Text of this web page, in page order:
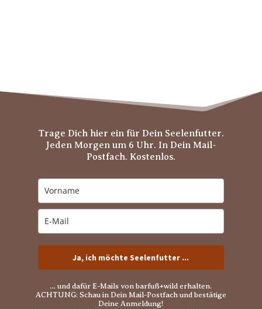
Trage Dich hier ein für Dein Seelenfutter.
Jeden Morgen um 6 Uhr. In Dein Mail-
Postfach. Kostenlos.
Ja, ich möchte Seelenfutter ...
… und dafür E-Mails von barfuß+wild erhalten.
ACHTUNG: Schau in Dein Mail-Postfach und bestätige
Deine Anmeldung!